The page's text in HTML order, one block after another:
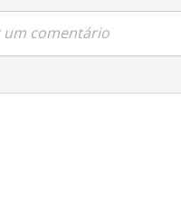
um comentário